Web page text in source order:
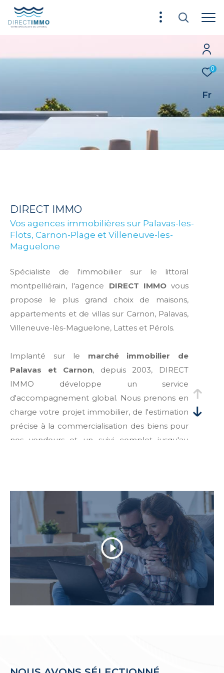
0
Fr
DIRECT IMMO
Vos agences immobilières sur Palavas-les-
Flots, Carnon-Plage et Villeneuve-les-
Maguelone
Spécialiste de l'immobilier sur le littoral
montpelliérain, l'agence DIRECT IMMOvous
propose le plus grand choix de maisons,
appartements et de villas sur Carnon, Palavas,
Villeneuve-lès-Maguelone, Lattes et Pérols.
Implanté sur le marché immobilier de
Palavas et Carnon, depuis 2003, DIRECT
IMMO développe un service
d'accompagnement global. Nous prenons en
charge votre projet immobilier, de l'estimation
précise à la commercialisation des biens pour
nos vendeurs et un suivi complet jusqu'au
appartement
, maisons, villa, DIRECT IMMO
offre les expertises pour tout mandat exclusif
aboutissant à une vente et une visibilité
optimale sur tout nos supports.
Parcourez nos annonces de ventes
immobilières
Vous êtes à la recherche d'unappartement à v
endre à Palavas-les-Flots
? Vous cherchez une